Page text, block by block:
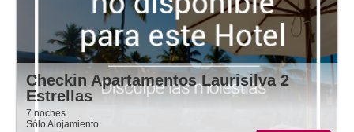
Checkin Apartamentos Laurisilva 2
Estrellas
7 noches
Sólo Alojamiento